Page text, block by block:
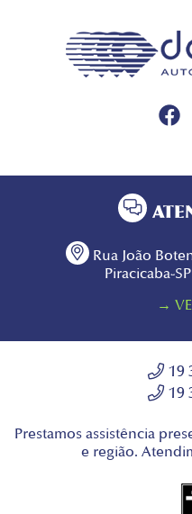
Rua João
Piracicaba-
→
19
19
Prestamos assistência
e região.